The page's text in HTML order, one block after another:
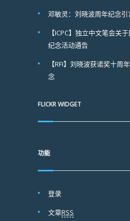
邓敏灵：刘晓波周年纪念引
【ICPC】独立中文笔会关
纪念活动通告
【RFI】刘晓波获诺奖十周
念
FLICKR WIDGET
功能
登录
文章RSS